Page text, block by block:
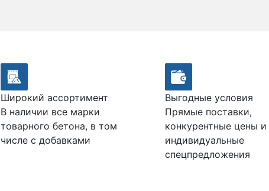
Широкий ассортимент
В наличии все марки
товарного бетона, в том
числе с добавками
Выгодные условия
Прямые поставки,
конкурентные цены и
индивидуальные
спецпредложения